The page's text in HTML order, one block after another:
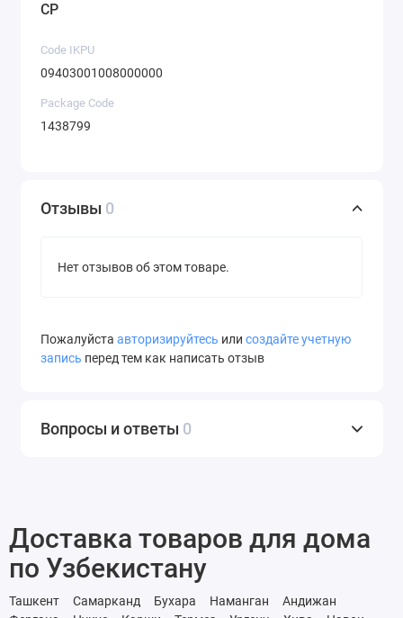
CP
Code IKPU
09403001008000000
Package Code
1438799
Отзывы 0
Нет отзывов об этом товаре.
Пожалуйста авторизируйтесь или создайте учетную
запись перед тем как написать отзыв
Вопросы и ответы 0
Доставка товаров для дома
по Узбекистану
Ташкент Самарканд Бухара Наманган
Андижан